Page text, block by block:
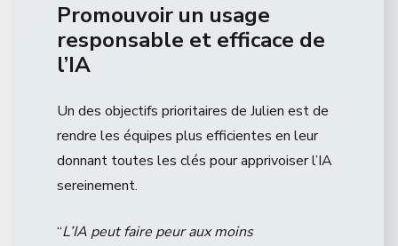
Promouvoir un usage
responsable et efficace de
l’IA
Un des objectifs prioritaires de Julien est de
rendre les équipes plus efficientes en leur
donnant toutes les clés pour apprivoiser l’IA
sereinement.
“L’IA peut faire peur aux moins